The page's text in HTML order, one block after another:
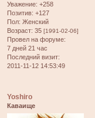
Уважение: +258
Позитив: +127
Пол: Женский
Возраст: 35 [1991-02-06]
Провел на форуме:
7 дней 21 час
Последний визит:
2011-11-12 14:53:49
Yoshiro
Каваище